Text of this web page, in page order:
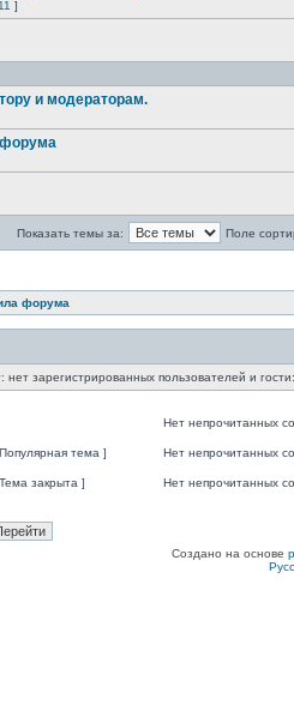
11 ]
и модераторам.
форума
Показать темы за: Поле
форума
зарегистрированных пользователей и
Нет непрочитанных
тема ] Нет непрочитанных
закрыта ] Нет непрочитанных
Создано на основе